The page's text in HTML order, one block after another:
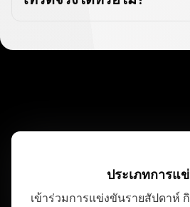
ประเภทการแ
เข้าร่วมการแข่งขันรายสัปดาห์